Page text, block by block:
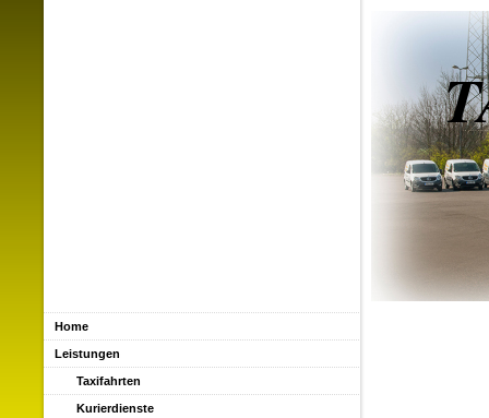
Home
Leistungen
Taxifahrten
Kurierdienste